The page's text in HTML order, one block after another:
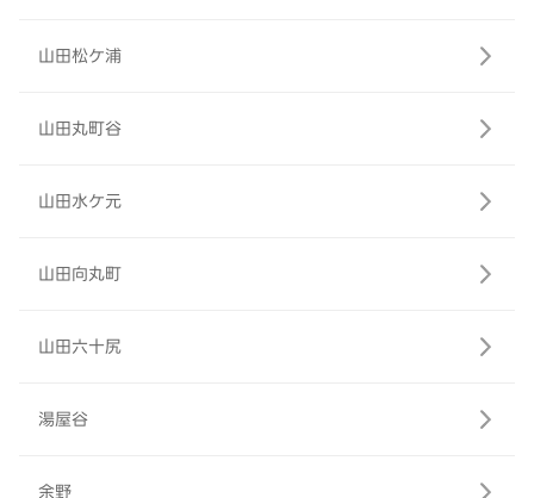
山田松ケ浦
山田丸町谷
山田水ケ元
山田向丸町
山田六十尻
湯屋谷
余野